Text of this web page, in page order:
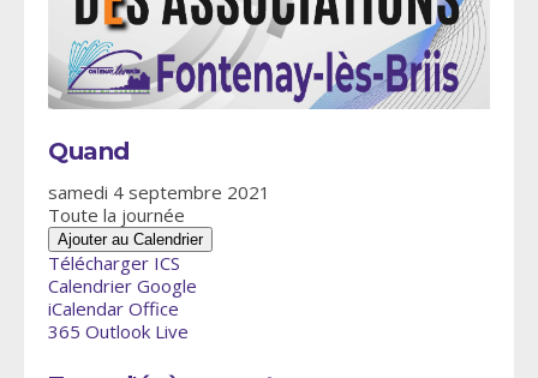
Quand
samedi 4 septembre 2021
Toute la journée
Ajouter au Calendrier
Télécharger ICS
Calendrier Google
iCalendar Office
365 Outlook Live